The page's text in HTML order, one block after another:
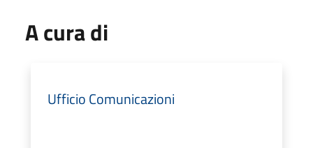
A cura di
Ufficio Comunicazioni